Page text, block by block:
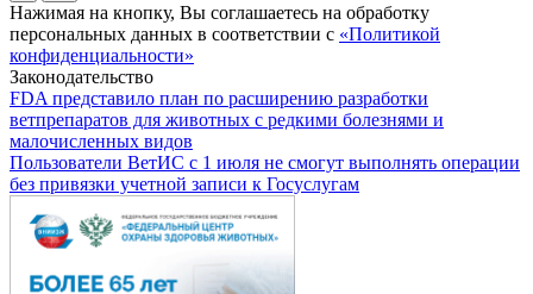
Нажимая на кнопку, Вы соглашаетесь на обработку
персональных данных в соответствии с «Политикой
конфиденциальности»
Законодательство
FDA представило план по расширению разработки
ветпрепаратов для животных с редкими болезнями и
малочисленных видов
Пользователи ВетИС с 1 июля не смогут выполнять операции
без привязки учетной записи к Госуслугам